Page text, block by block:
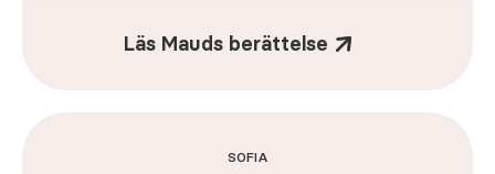
Läs Mauds berättelse
SOFIA